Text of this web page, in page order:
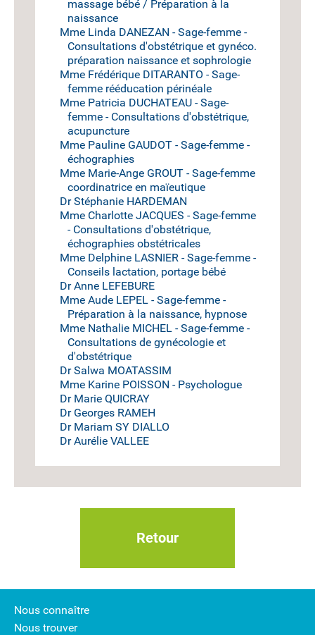
massage bébé / Préparation à la
naissance
Mme Linda DANEZAN - Sage-femme -
Consultations d'obstétrique et gynéco.
préparation naissance et sophrologie
Mme Frédérique DITARANTO - Sage-
femme rééducation périnéale
Mme Patricia DUCHATEAU - Sage-
femme - Consultations d'obstétrique,
acupuncture
Mme Pauline GAUDOT - Sage-femme -
échographies
Mme Marie-Ange GROUT - Sage-femme
coordinatrice en maïeutique
Dr Stéphanie HARDEMAN
Mme Charlotte JACQUES - Sage-femme
- Consultations d'obstétrique,
échographies obstétricales
Mme Delphine LASNIER - Sage-femme -
Conseils lactation, portage bébé
Dr Anne LEFEBURE
Mme Aude LEPEL - Sage-femme -
Préparation à la naissance, hypnose
Mme Nathalie MICHEL - Sage-femme -
Consultations de gynécologie et
d'obstétrique
Dr Salwa MOATASSIM
Mme Karine POISSON - Psychologue
Dr Marie QUICRAY
Dr Georges RAMEH
Dr Mariam SY DIALLO
Dr Aurélie VALLEE
Retour
Nous connaître
Nous trouver